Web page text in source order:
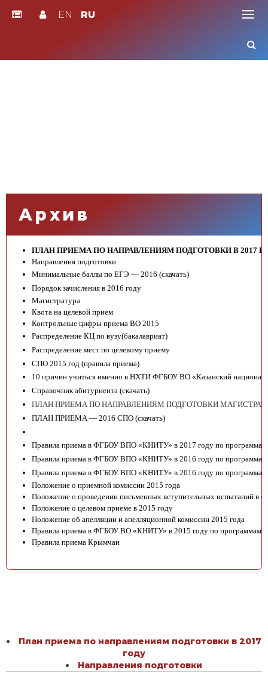
EN RU
Архив
ПЛАН ПРИЕМА ПО НАПРАВЛЕНИЯМ ПОДГОТОВКИ В 2017
Направления подготовки
Минимальные баллы по ЕГЭ — 2016 (скачать)
Порядок зачисления в 2016 году
Магистратура
Квота на целевой прием
Контрольные цифры приема ВО 2015
Распределение КЦ по вузу(бакалавриат)
Распределение мест по целевому приему
СПО 2015 год (правила приема)
10 причин учиться именно в НХТИ ФГБОУ ВО «Казанский
Справочник абитуриента (скачать)
ПЛАН ПРИЕМА ПО НАПРАВЛЕНИЯМ ПОДГОТОВКИ
ПЛАН ПРИЕМА — 2016 СПО (скачать)
Правила приема в ФГБОУ ВПО «КНИТУ» в 2017 году по программам
Правила приема в ФГБОУ ВПО «КНИТУ» в 2016 году по программам
Правила приема в ФГБОУ ВПО «КНИТУ» в 2016 году по программам
Положение о приемной комиссии 2015 года
Положение о проведении письменных вступительных испытаний в
Положение о целевом приеме в 2015 году
Положение об апелляции и апелляционной комиссии 2015 года
Правила приема в ФГБОУ ВО «КНИТУ» в 2015 году по программам
Правила приема Крымчан
План приема по направлениям подготовки в 2017
году
Направления подготовки